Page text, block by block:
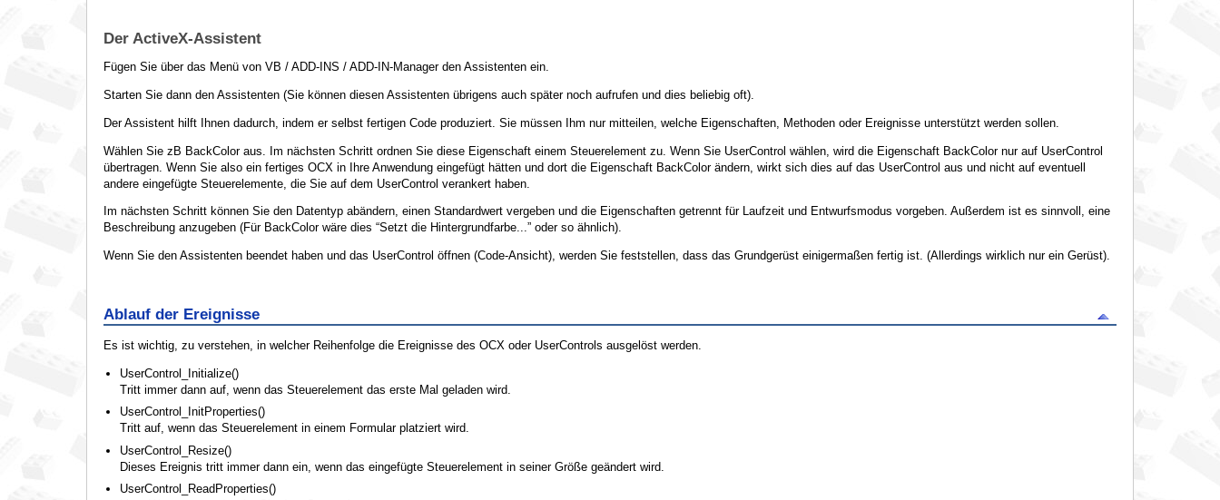
Der ActiveX-Assistent
Fügen Sie über das Menü von VB / ADD-INS / ADD-IN-Manager den Assistenten ein.
Starten Sie dann den Assistenten (Sie können diesen Assistenten übrigens auch später noch aufrufen und dies beliebig oft).
Der Assistent hilft Ihnen dadurch, indem er selbst fertigen Code produziert. Sie müssen Ihm nur mitteilen, welche Eigenschaften, Methoden oder Ereignisse unterstützt werden sollen.
Wählen Sie zB BackColor aus. Im nächsten Schritt ordnen Sie diese Eigenschaft einem Steuerelement zu. Wenn Sie UserControl wählen, wird die Eigenschaft BackColor nur auf UserControl
übertragen. Wenn Sie also ein fertiges OCX in Ihre Anwendung eingefügt hätten und dort die Eigenschaft BackColor ändern, wirkt sich dies auf das UserControl aus und nicht auf eventuell
andere eingefügte Steuerelemente, die Sie auf dem UserControl verankert haben.
Im nächsten Schritt können Sie den Datentyp abändern, einen Standardwert vergeben und die Eigenschaften getrennt für Laufzeit und Entwurfsmodus vorgeben. Außerdem ist es sinnvoll, eine
Beschreibung anzugeben (Für BackColor wäre dies “Setzt die Hintergrundfarbe...” oder so ähnlich).
Wenn Sie den Assistenten beendet haben und das UserControl öffnen (Code-Ansicht), werden Sie feststellen, dass das Grundgerüst einigermaßen fertig ist. (Allerdings wirklich nur ein Gerüst).
Ablauf der Ereignisse
Es ist wichtig, zu verstehen, in welcher Reihenfolge die Ereignisse des OCX oder UserControls ausgelöst werden.
UserControl_Initialize()
Tritt immer dann auf, wenn das Steuerelement das erste Mal geladen wird.
UserControl_InitProperties()
Tritt auf, wenn das Steuerelement in einem Formular platziert wird.
UserControl_Resize()
Dieses Ereignis tritt immer dann ein, wenn das eingefügte Steuerelement in seiner Größe geändert wird.
UserControl_ReadProperties()